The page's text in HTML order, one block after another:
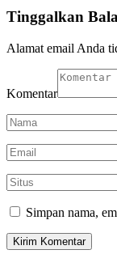
Tinggalkan
Alamat email Anda
Komentar
Simpan nama,